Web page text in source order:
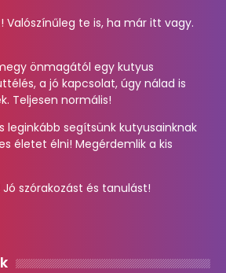
Valószínűleg te is, ha már itt vagy.
önmagától egy kutyus
a jó kapcsolat, úgy nálad is
Teljesen normális!
leginkább segítsünk kutyusainknak
életet élni! Megérdemlik a kis
szórakozást és tanulást!